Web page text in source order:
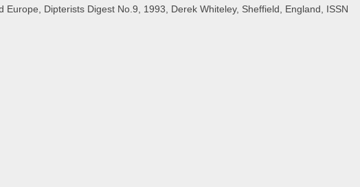
Dipterists Digest No.9, 1993, Derek Whiteley, Sheffield, England, ISSN